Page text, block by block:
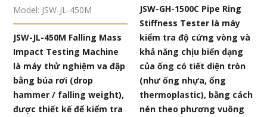
Model: JSW-JL-450M
JSW-JL-450M Falling Mass
Impact Testing Machine
là máy thử nghiệm va đập
bằng búa rơi (drop
hammer / falling weight),
được thiết kế để kiểm tra
JSW-GH-1500C Pipe Ring
Stiffness Tester là máy
kiểm tra độ cứng vòng và
khả năng chịu biến dạng
của ống có tiết diện tròn
(như ống nhựa, ống
thermoplastic), bằng cách
nén theo phương vuông